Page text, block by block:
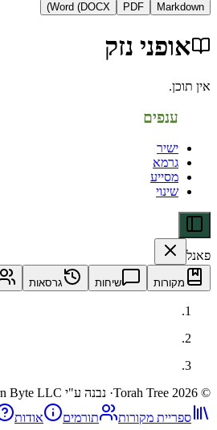
Markdown
PDF
Word (DOCX)
אופני נזק
אין תוכן.
ענפים
ישיר
גרמא
מסייע
שינוי
פאנל
מקורות שיחות גרסאות
©
2026 · נבנה ע"י Turn Byte LLC
ספריית מקורות
תורמים אודות